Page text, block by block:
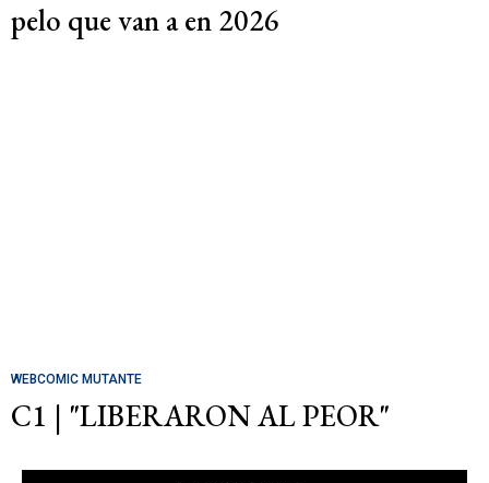
pelo que van a en 2026
WEBCOMIC MUTANTE
C1 | "LIBERARON AL PEOR"